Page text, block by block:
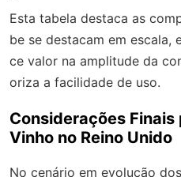
Esta tabela destaca as
be se destacam em escala,
ce valor na amplitude da
oriza a facilidade de uso.
Considerações
Vinho no Reino Unido
No cenário em evolução